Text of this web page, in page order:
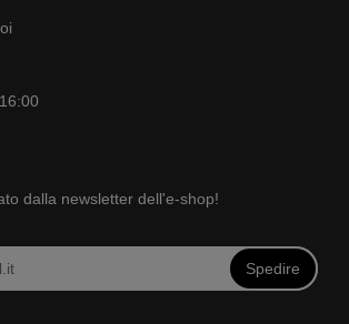
dalla newsletter dell'e-shop!
Spedire